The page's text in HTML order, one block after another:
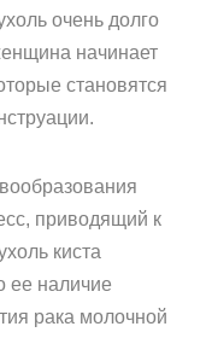
очень долго
начинает
становятся
приводящий к
киста
ее наличие
рака молочной